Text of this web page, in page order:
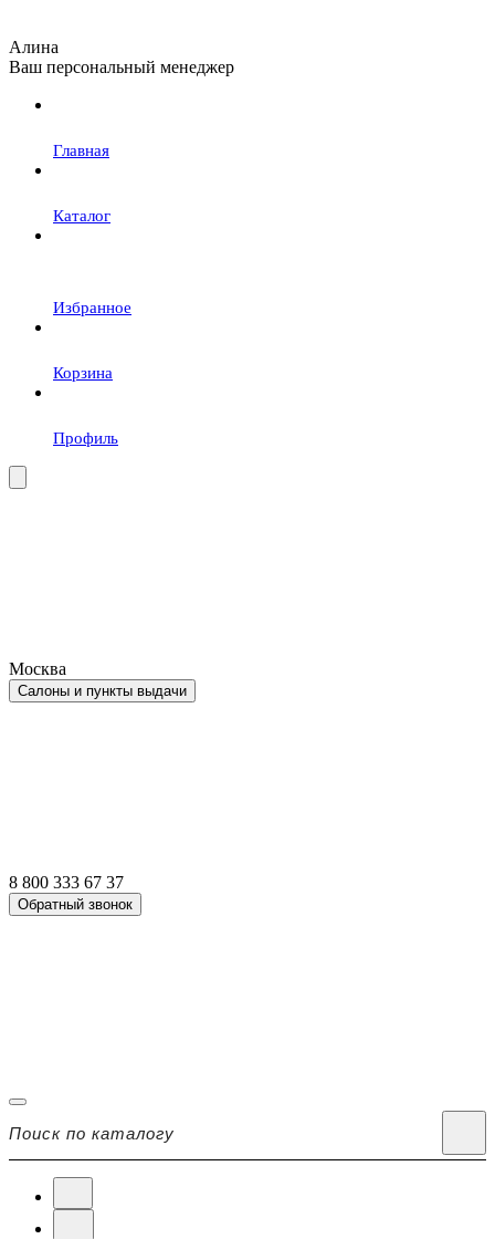
Алина
Ваш персональный менеджер
Главная
Каталог
Избранное
Корзина
Профиль
Москва
Салоны и пункты выдачи
8 800 333 67 37
Обратный звонок